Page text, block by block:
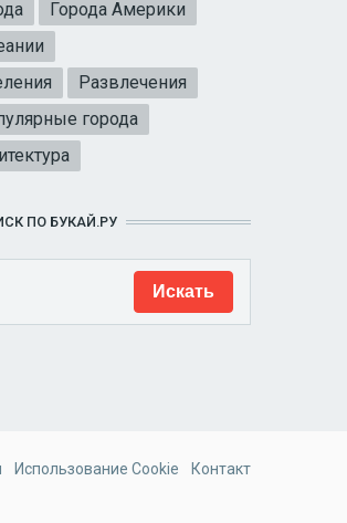
Города Америки
Развлечения
города
ПО БУКАЙ.РУ
Использование Cookie Контакт